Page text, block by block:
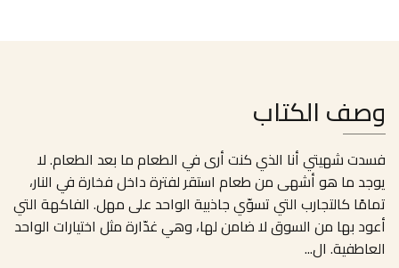
وصف الكتاب
فسدت شهيتي أنا الذي كنت أرى في الطعام ما بعد الطعام. لا
يوجد ما هو أشهى من طعام استقر لفترة داخل فخارة في النار،
تمامًا كالتجارب التي تسوّي جاذبية الواحد على مهل. الفاكهة التي
أعود بها من السوق لا ضامن لها، وهي غدّارة مثل اختيارات الواحد
العاطفية. ال...